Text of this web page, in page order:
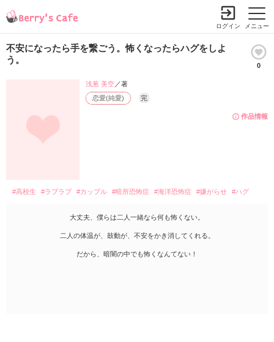
メニュー
ログイン
不安になったら手を繋ごう。怖くなったらハグをしよ
う。
0
作品情報
恋愛(純愛) 完
浅葱 美空／著
#高校生 #ラブラブ #カップル #暗所恐怖症 #海洋恐怖症 #嫌がらせ #ハグ
大丈夫、僕らは二人一緒なら何も怖くない。
二人の体温が、鼓動が、不安をかき消してくれる。
だから、暗闇の中でも怖くなんてない！